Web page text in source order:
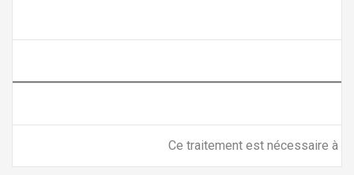
Ce traitement est nécessaire à